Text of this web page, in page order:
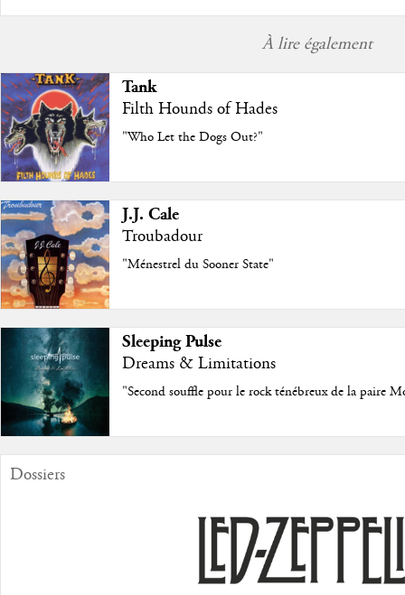
À lire également
Tank
Filth Hounds of Hades
"Who Let the Dogs Out?"
J.J. Cale
Troubadour
"Ménestrel du Sooner State"
Sleeping Pulse
Dreams & Limitations
"Second souffle pour le rock ténébreux de la paire
Dossiers